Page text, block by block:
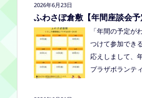
ひお越しくださ
内容：いつもの
17:00まで お申
クしてお申し込
式LINE、
2026年6月23日
ふわさぽ倉敷【年間座談会予
「年間の予定が
つけて参加でき
応えしまして、
プラザボランテ